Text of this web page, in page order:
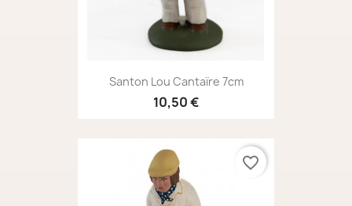
Santon Lou Cantaïre 7cm
10,50 €
favorite_border